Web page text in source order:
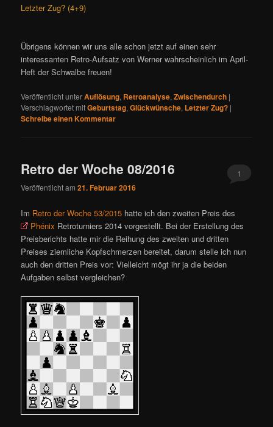
Letzter Zug? (4+9)
Übrigens können wir uns alle schon jetzt auf einen sehr
interessanten Retro-Aufsatz von Werner wahrscheinlich im April-
Heft der Schwalbe freuen!
Veröffentlicht unterAuflösung, Retroanalyse,Zwischendurch |
Verschlagwortet mitGeburtstag,Glückwünsche, Letzter Zug? |
Schreibe einen Kommentar
Retro der Woche 08/2016
Veröffentlicht am21. Februar 2016
1
Im Retro der Woche 53/2015 hatte ich den zweiten Preis des
Phénix Retroturniers 2014 vorgestellt. Bei der Erstellung des
Preisberichts hatte mir die Reihung des zweiten und dritten
Preises ziemliche Kopfschmerzen bereitet, darum stelle ich nun
auch den dritten Preis vor: Vielleicht mögt ihr ja die beiden
Aufgaben selbst vergleichen?